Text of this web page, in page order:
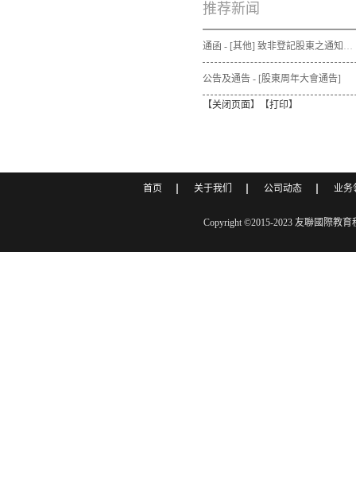
推荐新闻
通函 - [其他] 致非登記股東之通知信函及申請表格 - 通函連同股東週年大會通告及代表委任表格之發佈通知
公告及通告 - [股東周年大會通告]
【关闭页面】【打印】
首页 关于我们 公司动态 业务
Copyright ©2015-2023 友聯國際教